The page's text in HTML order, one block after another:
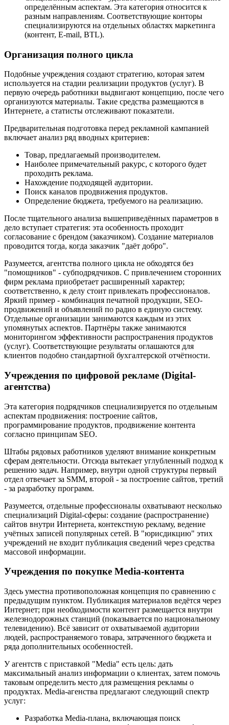
определённым аспектам. Эта категория относится к
разным направлениям. Соответствующие конторы
специализируются на отдельных областях маркетинга
(контент, E-mail, BTL).
Организация полного цикла
Подобные учреждения создают стратегию, которая затем
используется на стадии реализации продуктов (услуг). В
первую очередь работники выдвигают концепцию, после чего
организуются материалы. Такие средства размещаются в
Интернете, а статисты отслеживают показатели.
Предварительная подготовка перед рекламной кампанией
включает анализ ряд вводных критериев:
Товар, предлагаемый производителем.
Наиболее примечательный ракурс, с которого будет
проходить реклама.
Нахождение подходящей аудитории.
Поиск каналов продвижения продуктов.
Определение бюджета, требуемого на реализацию.
После тщательного анализа вышеприведённых параметров в
дело вступает стратегия: эта особенность проходит
согласование с брендом (заказчиком). Создание материалов
проводится тогда, когда заказчик "даёт добро".
Разумеется, агентства полного цикла не обходятся без
"помощников" - субподрядчиков. С привлечением сторонних
фирм реклама приобретает расширенный характер;
соответственно, к делу стоит привлекать профессионалов.
Яркий пример - комбинация печатной продукции, SEO-
продвижений и объявлений по радио в единую систему.
Отдельные организации занимаются каждым из этих
упомянутых аспектов. Партнёры также занимаются
мониторингом эффективности распространения продуктов
(услуг). Соответствующие результаты оглашаются для
клиентов подобно стандартной бухгалтерской отчётности.
Учреждения по цифровой рекламе (Digital-
агентства)
Эта категория подрядчиков специализируется по отдельным
аспектам продвижения: построение сайтов,
программирование продуктов, продвижение контента
согласно принципам SEO.
Штабы рядовых работников уделяют внимание конкретным
сферам деятельности. Отсюда вытекает углубленный подход к
решению задач. Например, внутри одной структуры первый
отдел отвечает за SMM, второй - за построение сайтов, третий
- за разработку программ.
Разумеется, отдельные профессионалы охватывают несколько
специализаций Digital-сферы: создание (распространение)
сайтов внутри Интернета, контекстную рекламу, ведение
учётных записей популярных сетей. В "юрисдикцию" этих
учреждений не входит публикация сведений через средства
массовой информации.
Учреждения по покупке Media-контента
Здесь уместна противоположная концепция по сравнению с
предыдущим пунктом. Публикация материалов ведётся через
Интернет; при необходимости контент размещается внутри
железнодорожных станций (показывается по национальному
телевидению). Всё зависит от охватываемой аудитории
людей, распространяемого товара, затраченного бюджета и
ряда дополнительных особенностей.
У агентств с приставкой "Media" есть цель: дать
максимальный анализ информации о клиентах, затем помочь
таковым определить место для размещения рекламы о
продуктах. Media-агенства предлагают следующий спектр
услуг:
Разработка Media-плана, включающая поиск